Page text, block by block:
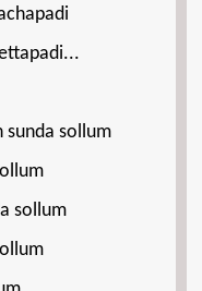
sunda sollum
sollum